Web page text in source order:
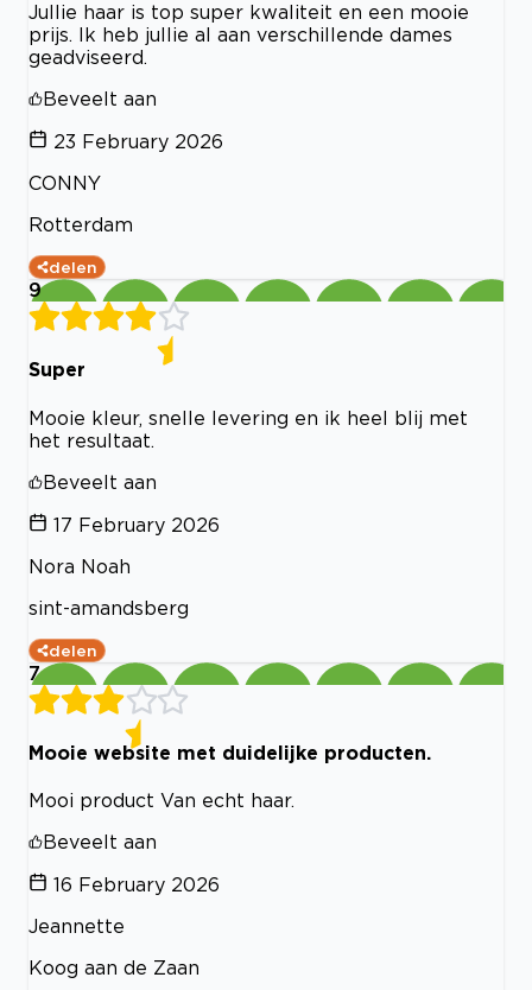
Jullie haar is top super kwaliteit en een mooie
prijs. Ik heb jullie al aan verschillende dames
geadviseerd.
Beveelt aan
23 February 2026
CONNY
Rotterdam
delen
9
Super
Mooie kleur, snelle levering en ik heel blij met
het resultaat.
Beveelt aan
17 February 2026
Nora Noah
sint-amandsberg
delen
7
Mooie website met duidelijke producten.
Mooi product Van echt haar.
Beveelt aan
16 February 2026
Jeannette
Koog aan de Zaan